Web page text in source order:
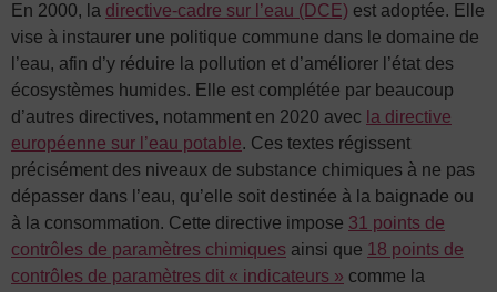
En 2000, la directive-cadre sur l’eau (DCE) est adoptée. Elle
vise à instaurer une politique commune dans le domaine de
l’eau, afin d’y réduire la pollution et d’améliorer l’état des
écosystèmes humides. Elle est complétée par beaucoup
d’autres directives, notamment en 2020 avec la directive
européenne sur l’eau potable. Ces textes régissent
précisément des niveaux de substance chimiques à ne pas
dépasser dans l’eau, qu’elle soit destinée à la baignade ou
à la consommation. Cette directive impose 31 points de
contrôles de paramètres chimiques ainsi que 18 points de
contrôles de paramètres dit « indicateurs » comme la